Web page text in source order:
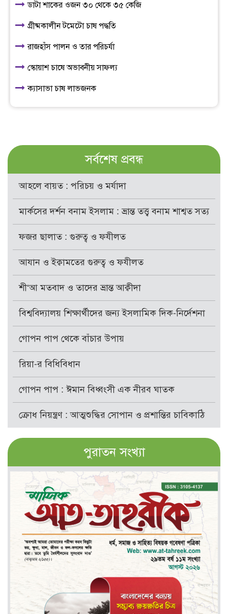
ডাটা শাকের ওজন ৩০ থেকে ৩৫ কেজি
গ্রীষ্মকালীন টমেটো চাষ পদ্ধতি
রাজহাঁস পালন ও তার পরিচর্যা
স্কোয়াশ চাষে অভাবনীয় সাফল্য
ক্যাসাভা চাষ লাভজনক
সর্বশেষ প্রবন্ধ
আহলে বায়ত : পরিচয় ও মর্যাদা
মার্কসের দর্শন বনাম ইসলাম : ভ্রান্ত তত্ত্ব বনাম শাশ্বত সত্য
ফজর ছালাত : গুরুত্ব ও ফযীলত
আযান ও ইক্বামতের গুরুত্ব ও ফযীলত
শী‘আ মতবাদ ও তাদের ভ্রান্ত আক্বীদা
বিশ্ববিদ্যালয় শিক্ষার্থীদের জন্য ইসলামিক দিক-নির্দেশনা
গোপন পাপ থেকে বাঁচার উপায়
রিয়া-র বিধিবিধান
গোপন পাপ : ঈমান বিধ্বংসী এক নীরব ঘাতক
ক্রোধ নিয়ন্ত্রণ : আত্মশুদ্ধির সোপান ও প্রশান্তির চাবিকাঠি
পুরাতন সংখ্যা